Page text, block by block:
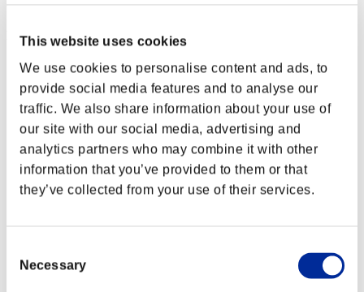
This website uses cookies
We use cookies to personalise content and ads, to
provide social media features and to analyse our
traffic. We also share information about your use of
our site with our social media, advertising and
analytics partners who may combine it with other
information that you’ve provided to them or that
they’ve collected from your use of their services.
Selection
Necessary
Por logros
Nvl. de personaje: 40 o menos
Codicia
Nvl. de personaje: 30 o menos
Mun. de fuego
Lv.4
Nvl. de personaje: 20 o menos